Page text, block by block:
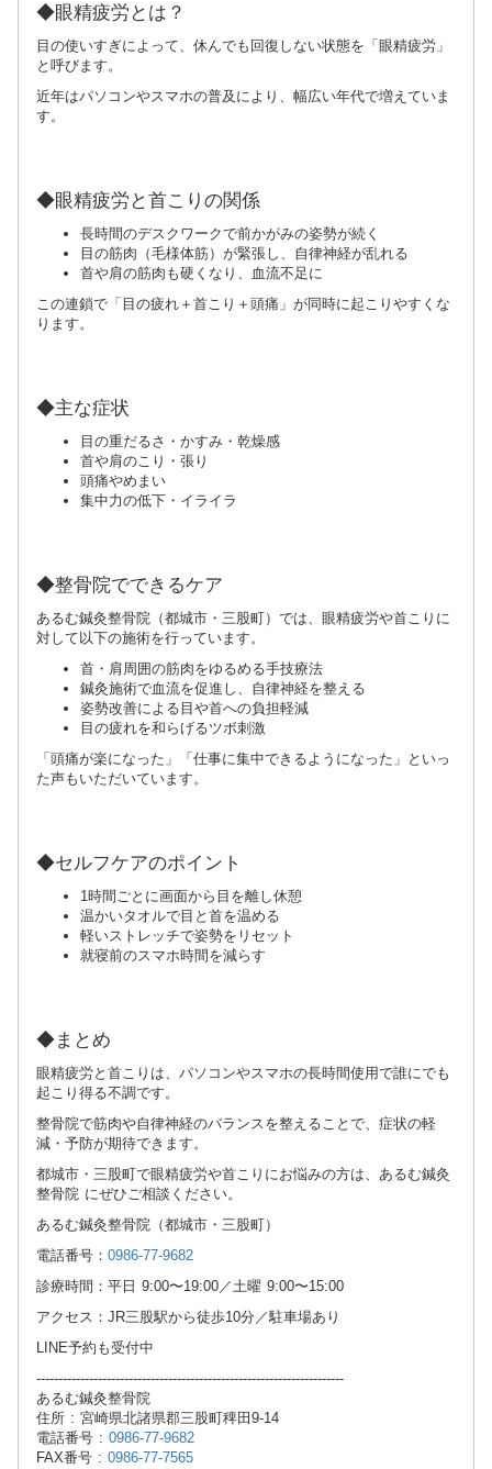
◆眼精疲労とは？
目の使いすぎによって、休んでも回復しない状態を「眼精疲労」
と呼びます。
近年はパソコンやスマホの普及により、幅広い年代で増えていま
す。
◆眼精疲労と首こりの関係
長時間のデスクワークで前かがみの姿勢が続く
目の筋肉（毛様体筋）が緊張し、自律神経が乱れる
首や肩の筋肉も硬くなり、血流不足に
この連鎖で「目の疲れ＋首こり＋頭痛」が同時に起こりやすくな
ります。
◆主な症状
目の重だるさ・かすみ・乾燥感
首や肩のこり・張り
頭痛やめまい
集中力の低下・イライラ
◆整骨院でできるケア
あるむ鍼灸整骨院（都城市・三股町）では、眼精疲労や首こりに
対して以下の施術を行っています。
首・肩周囲の筋肉をゆるめる手技療法
鍼灸施術で血流を促進し、自律神経を整える
姿勢改善による目や首への負担軽減
目の疲れを和らげるツボ刺激
「頭痛が楽になった」「仕事に集中できるようになった」といっ
た声もいただいています。
◆セルフケアのポイント
1時間ごとに画面から目を離し休憩
温かいタオルで目と首を温める
軽いストレッチで姿勢をリセット
就寝前のスマホ時間を減らす
◆まとめ
眼精疲労と首こりは、パソコンやスマホの長時間使用で誰にでも
起こり得る不調です。
整骨院で筋肉や自律神経のバランスを整えることで、症状の軽
減・予防が期待できます。
都城市・三股町で眼精疲労や首こりにお悩みの方は、あるむ鍼灸
整骨院 にぜひご相談ください。
あるむ鍼灸整骨院（都城市・三股町）
電話番号： 0986-77-9682
診療時間：平日 9:00〜19:00／土曜 9:00〜15:00
アクセス：JR三股駅から徒歩10分／駐車場あり
LINE予約も受付中
----------------------------------------------------------------------
あるむ鍼灸整骨院
住所 : 宮崎県北諸県郡三股町稗田9-14
電話番号 : 0986-77-9682
FAX番号 : 0986-77-7565